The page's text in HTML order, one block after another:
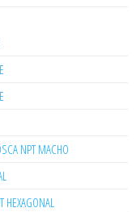
NPT MACHO
HEXAGONAL